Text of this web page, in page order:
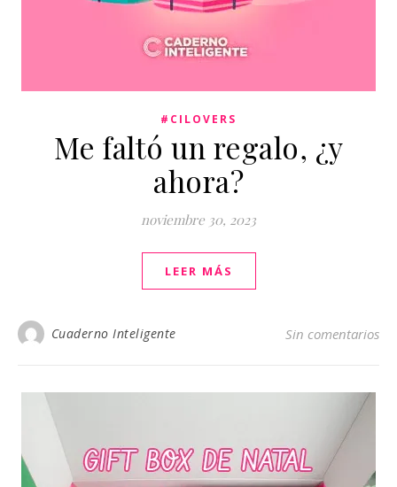
#CILOVERS
Me faltó un regalo, ¿y
ahora?
noviembre 30, 2023
LEER MÁS
Cuaderno Inteligente Sin comentarios